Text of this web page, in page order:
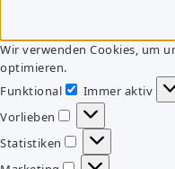
Wir verwenden Cookies, um
optimieren.
Funktional
Funktional
Immer aktiv
Vorlieben
Vorlieben
Statistiken
Statistiken